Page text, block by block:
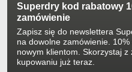
Superdry kod rabatowy
zamówienie
Zapisz się do newslettera
na dowolne zamówienie.
nowym klientom. Skorzystaj
kupowaniu już teraz.